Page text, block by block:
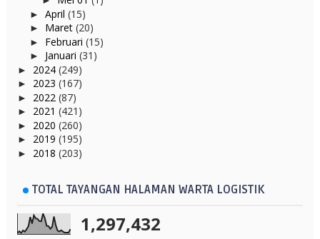
► April (15)
► Maret (20)
► Februari (15)
► Januari (31)
► 2024 (249)
► 2023 (167)
► 2022 (87)
► 2021 (421)
► 2020 (260)
► 2019 (195)
► 2018 (203)
TOTAL TAYANGAN HALAMAN WARTA LOGISTIK
1,297,432